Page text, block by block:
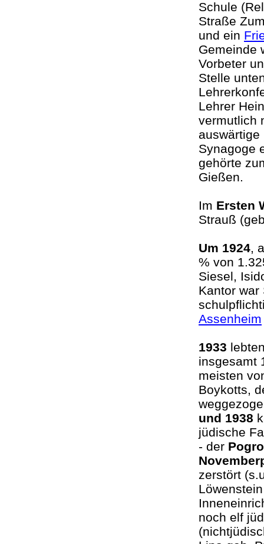
Schule
Straße
und ein
Gemeinde
Vorbeter
Stelle
Lehrer
vermutlich
auswärtige
Synagoge
gehörte
Gießen.
Im Ersten
Strauß
Um 1924,
% von
Siesel,
Kantor
Assenheim
1933
insgesamt
meisten
Boykotts,
und 1938
jüdische
- der
zerstört
noch elf